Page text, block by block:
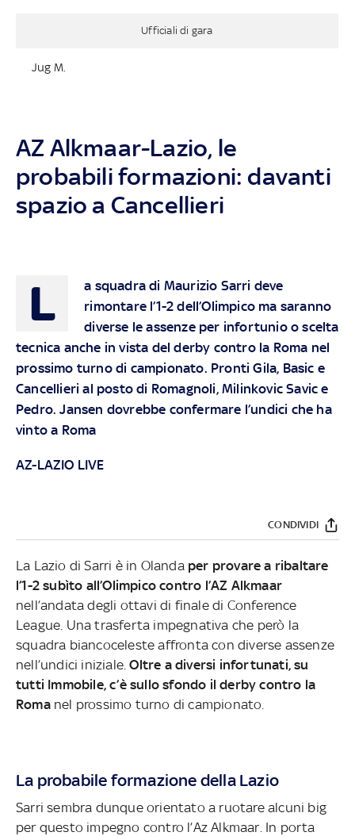
Ufficiali di gara
Jug M.
AZ Alkmaar-Lazio, le
probabili formazioni: davanti
spazio a Cancellieri
L
a squadra di Maurizio Sarri deve
rimontare l’1-2 dell’Olimpico ma saranno
diverse le assenze per infortunio o scelta
tecnica anche in vista del derby contro la Roma nel
prossimo turno di campionato. Pronti Gila, Basic e
Cancellieri al posto di Romagnoli, Milinkovic Savic e
Pedro. Jansen dovrebbe confermare l’undici che ha
vinto a Roma
AZ-LAZIO LIVE
CONDIVIDI
La Lazio di Sarri è in Olandaper provare a ribaltare
l’1-2 subìto all’Olimpico contro l’AZ Alkmaar
nell’andata degli ottavi di finale di Conference
League. Una trasferta impegnativa che però la
squadra biancoceleste affronta con diverse assenze
nell’undici iniziale.Oltre a diversi infortunati, su
tutti Immobile, c’è sullo sfondo il derby contro la
Romanel prossimo turno di campionato.
La probabile formazione della Lazio
Sarri sembra dunque orientato a ruotare alcuni big
per questo impegno contro l’Az Alkmaar. In porta